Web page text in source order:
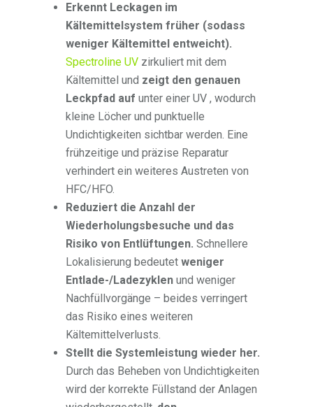
Erkennt Leckagen im
Kältemittelsystem früher (sodass
weniger Kältemittel entweicht).
Spectroline UV zirkuliert mit dem
Kältemittel und zeigt den genauen
Leckpfad auf unter einer UV , wodurch
kleine Löcher und punktuelle
Undichtigkeiten sichtbar werden. Eine
frühzeitige und präzise Reparatur
verhindert ein weiteres Austreten von
HFC/HFO.
Reduziert die Anzahl der
Wiederholungsbesuche und das
Risiko von Entlüftungen. Schnellere
Lokalisierung bedeutetweniger
Entlade-/Ladezyklen und weniger
Nachfüllvorgänge – beides verringert
das Risiko eines weiteren
Kältemittelverlusts.
Stellt die Systemleistung wieder her.
Durch das Beheben von Undichtigkeiten
wird der korrekte Füllstand der Anlagen